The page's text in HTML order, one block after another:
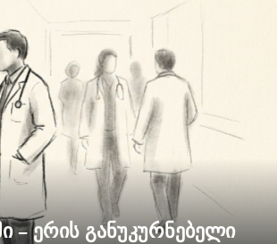
– ერის განუკურნებელი